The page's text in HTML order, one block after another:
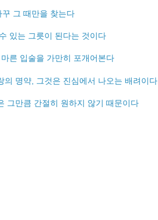
그 때만을 찾는다
있는 그릇이 된다는 것이다
른 입술을 가만히 포개어본다
명약, 그것은 진심에서 나오는 배려이다.
그만큼 간절히 원하지 않기 때문이다